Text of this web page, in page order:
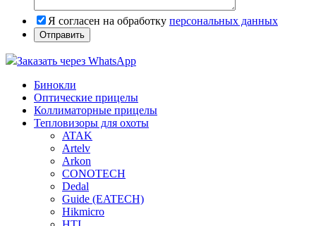
Я согласен на обработку персональных данных
Заказать через WhatsApp
Бинокли
Оптические прицелы
Коллиматорные прицелы
Тепловизоры для охоты
ATAK
Artelv
Arkon
CONOTECH
Dedal
Guide (EATECH)
Hikmicro